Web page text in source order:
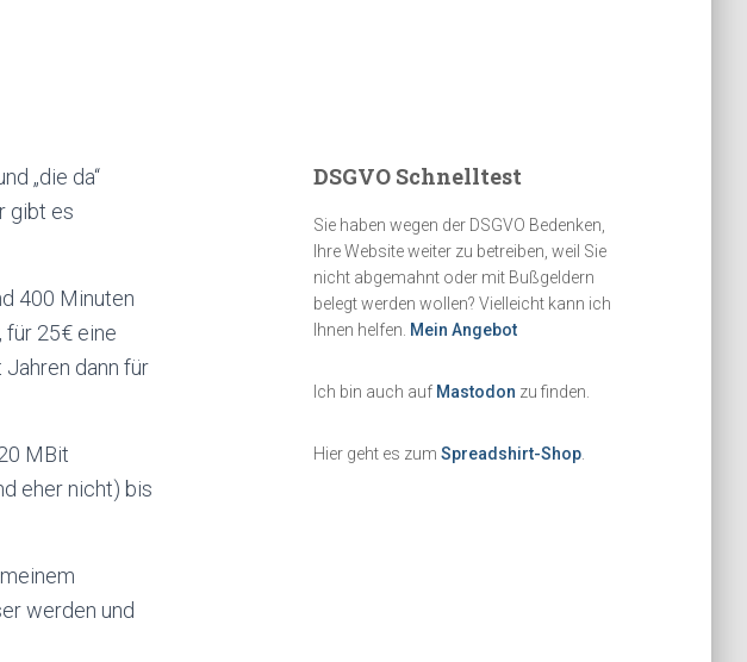
„die da“
gibt es
400 Minuten
für 25€ eine
dann für
MBit
eher nicht) bis
werden und
DSGVO Schnelltest
Sie haben wegen der DSGVO Bedenken,
Ihre Website weiter zu betreiben, weil Sie
nicht abgemahnt oder mit Bußgeldern
belegt werden wollen? Vielleicht kann ich
Ihnen helfen. Mein Angebot
Ich bin auch auf Mastodon zu finden.
Hier geht es zum Spreadshirt-Shop.